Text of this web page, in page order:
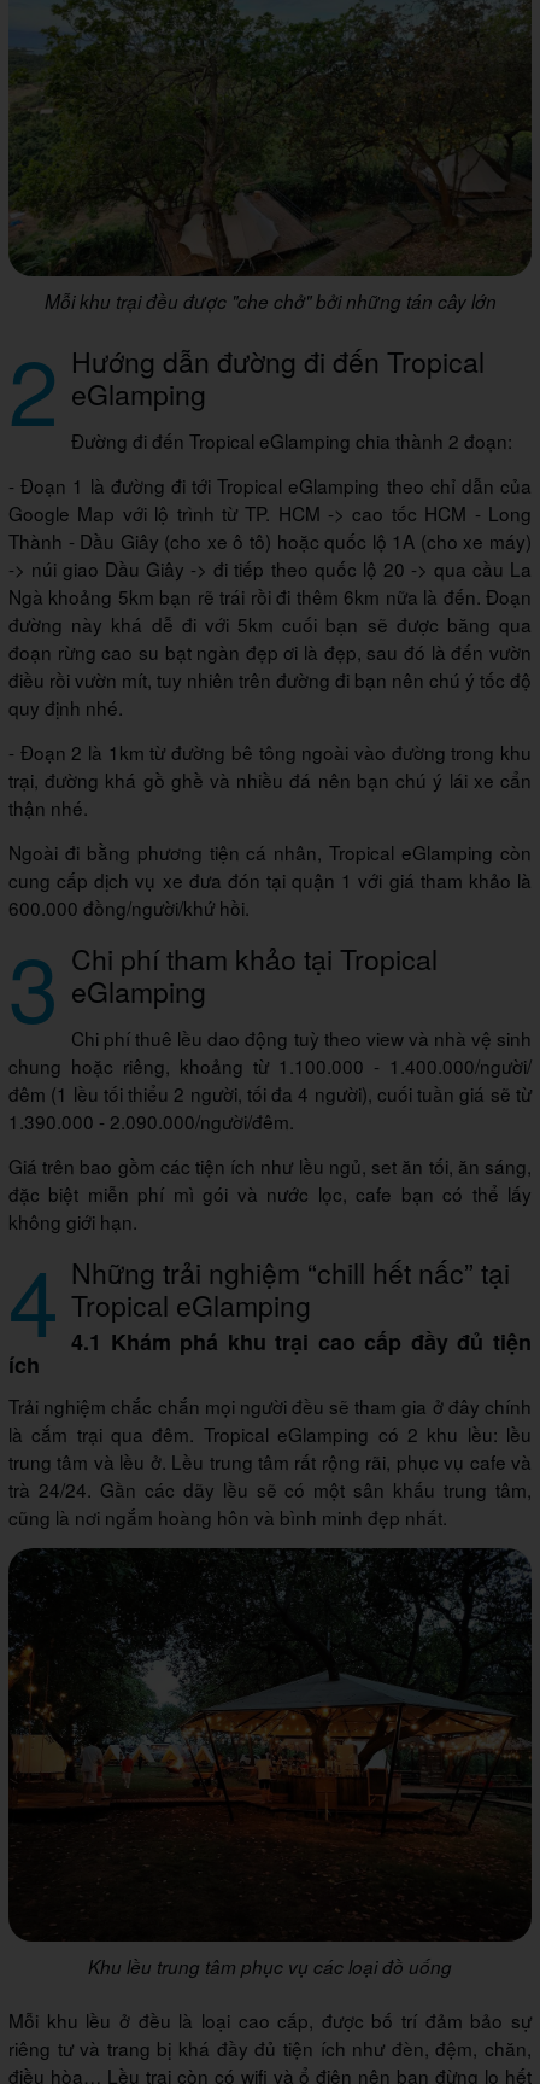
Mỗi khu trại đều được "che chở" bởi những tán cây lớn
2 Hướng dẫn đường đi đến Tropical
eGlamping
Đường đi đến Tropical eGlamping chia thành 2 đoạn:
- Đoạn 1 là đường đi tới Tropical eGlamping theo chỉ dẫn của
Google Map với lộ trình từ TP. HCM -> cao tốc HCM - Long
Thành - Dầu Giây (cho xe ô tô) hoặc quốc lộ 1A (cho xe máy)
-> núi giao Dầu Giây -> đi tiếp theo quốc lộ 20 -> qua cầu La
Ngà khoảng 5km bạn rẽ trái rồi đi thêm 6km nữa là đến. Đoạn
đường này khá dễ đi với 5km cuối bạn sẽ được băng qua
đoạn rừng cao su bạt ngàn đẹp ơi là đẹp, sau đó là đến vườn
điều rồi vườn mít, tuy nhiên trên đường đi bạn nên chú ý tốc độ
quy định nhé.
- Đoạn 2 là 1km từ đường bê tông ngoài vào đường trong khu
trại, đường khá gồ ghề và nhiều đá nên bạn chú ý lái xe cẩn
thận nhé.
Ngoài đi bằng phương tiện cá nhân, Tropical eGlamping còn
cung cấp dịch vụ xe đưa đón tại quận 1 với giá tham khảo là
600.000 đồng/người/khứ hồi.
3 Chi phí tham khảo tại Tropical
eGlamping
Chi phí thuê lều dao động tuỳ theo view và nhà vệ sinh
chung hoặc riêng, khoảng từ 1.100.000 - 1.400.000/người/
đêm (1 lều tối thiểu 2 người, tối đa 4 người), cuối tuần giá sẽ từ
1.390.000 - 2.090.000/người/đêm.
Giá trên bao gồm các tiện ích như lều ngủ, set ăn tối, ăn sáng,
đặc biệt miễn phí mì gói và nước lọc, cafe bạn có thể lấy
không giới hạn.
4 Những trải nghiệm “chill hết nấc” tại
Tropical eGlamping
4.1 Khám phá khu trại cao cấp đầy đủ tiện
ích
Trải nghiệm chắc chắn mọi người đều sẽ tham gia ở đây chính
là cắm trại qua đêm. Tropical eGlamping có 2 khu lều: lều
trung tâm và lều ở. Lều trung tâm rất rộng rãi, phục vụ cafe và
trà 24/24. Gần các dãy lều sẽ có một sân khấu trung tâm,
cũng là nơi ngắm hoàng hôn và bình minh đẹp nhất.
Khu lều trung tâm phục vụ các loại đồ uống
Mỗi khu lều ở đều là loại cao cấp, được bố trí đảm bảo sự
riêng tư và trang bị khá đầy đủ tiện ích như đèn, đệm, chăn,
điều hòa… Lều trại còn có wifi và ổ điện nên bạn đừng lo hết